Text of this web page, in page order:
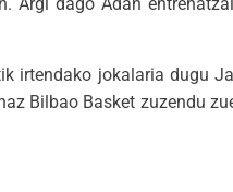
irtendako jokalaria dugu
Bilbao Basket zuzendu